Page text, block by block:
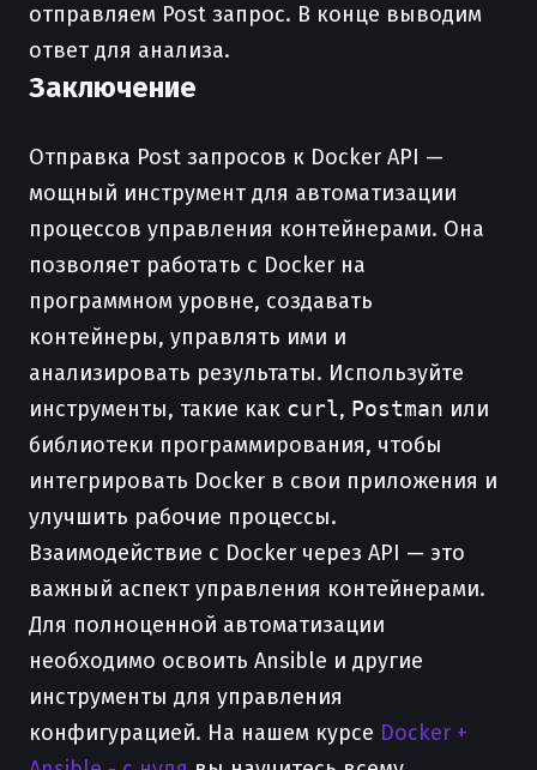
отправляем Post запрос. В конце выводим
ответ для анализа.
Заключение
Отправка Post запросов к Docker API —
мощный инструмент для автоматизации
процессов управления контейнерами. Она
позволяет работать с Docker на
программном уровне, создавать
контейнеры, управлять ими и
анализировать результаты. Используйте
инструменты, такие как curl, Postman или
библиотеки программирования, чтобы
интегрировать Docker в свои приложения и
улучшить рабочие процессы.
Взаимодействие с Docker через API — это
важный аспект управления контейнерами.
Для полноценной автоматизации
необходимо освоить Ansible и другие
инструменты для управления
конфигурацией. На нашем курсе Docker +